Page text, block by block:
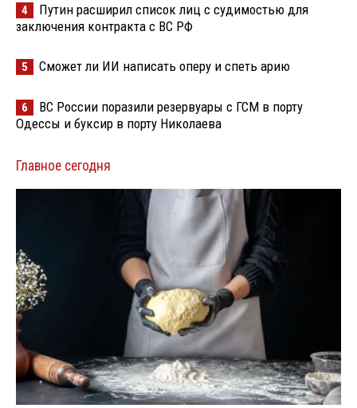
4
Путин расширил список лиц с судимостью для
заключения контракта с ВС РФ
5 Сможет ли ИИ написать оперу и спеть арию
6
ВС России поразили резервуары с ГСМ в порту
Одессы и буксир в порту Николаева
Главное сегодня